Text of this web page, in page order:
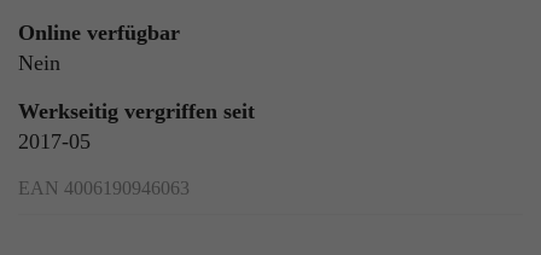
Online verfügbar
Nein
Werkseitig vergriffen seit
2017-05
EAN 4006190946063